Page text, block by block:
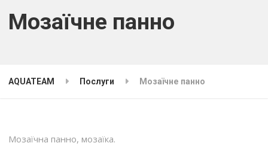
Мозаїчне панно
AQUATEAM Послуги Мозаїчне панно
Мозаїчна панно, мозаїка.